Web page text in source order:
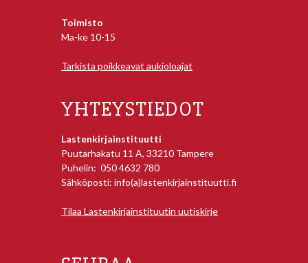
Toimisto
Ma-ke 10-15
Tarkista poikkeavat aukioloajat
YHTEYSTIEDOT
Lastenkirjainstituutti
Puutarhakatu 11 A, 33210 Tampere
Puhelin: 050 4632 780
Sähköposti: info(a)lastenkirjainstituutti.fi
Tilaa Lastenkirjainstituutin uutiskirje